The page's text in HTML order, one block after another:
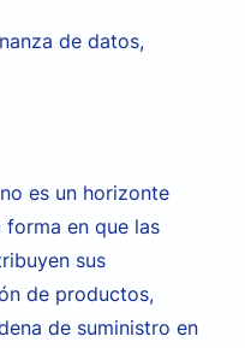
de datos,
es un horizonte
forma en que las
sus
de productos,
de suministro en